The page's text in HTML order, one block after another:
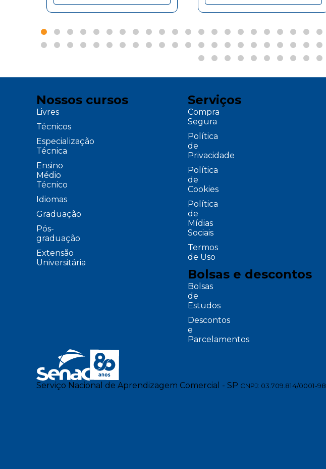
Nossos cursos
Livres
Técnicos
Especialização
Técnica
Ensino
Médio
Técnico
Idiomas
Graduação
Pós-
graduação
Extensão
Universitária
Serviços
Compra
Segura
Política
de
Privacidade
Política
de
Cookies
Política
de
Mídias
Sociais
Termos
de Uso
Bolsas e descontos
Bolsas
de
Estudos
Descontos
e
Parcelamentos
Serviço Nacional de Aprendizagem Comercial - SP CNPJ: 03.709.814/0001-98